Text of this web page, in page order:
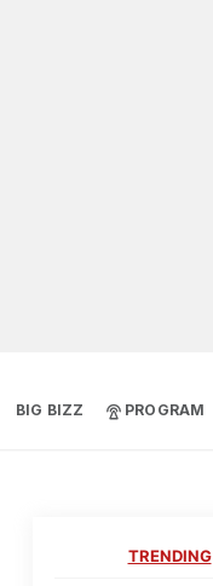
BIG BIZZ PROGRAM
TRENDING